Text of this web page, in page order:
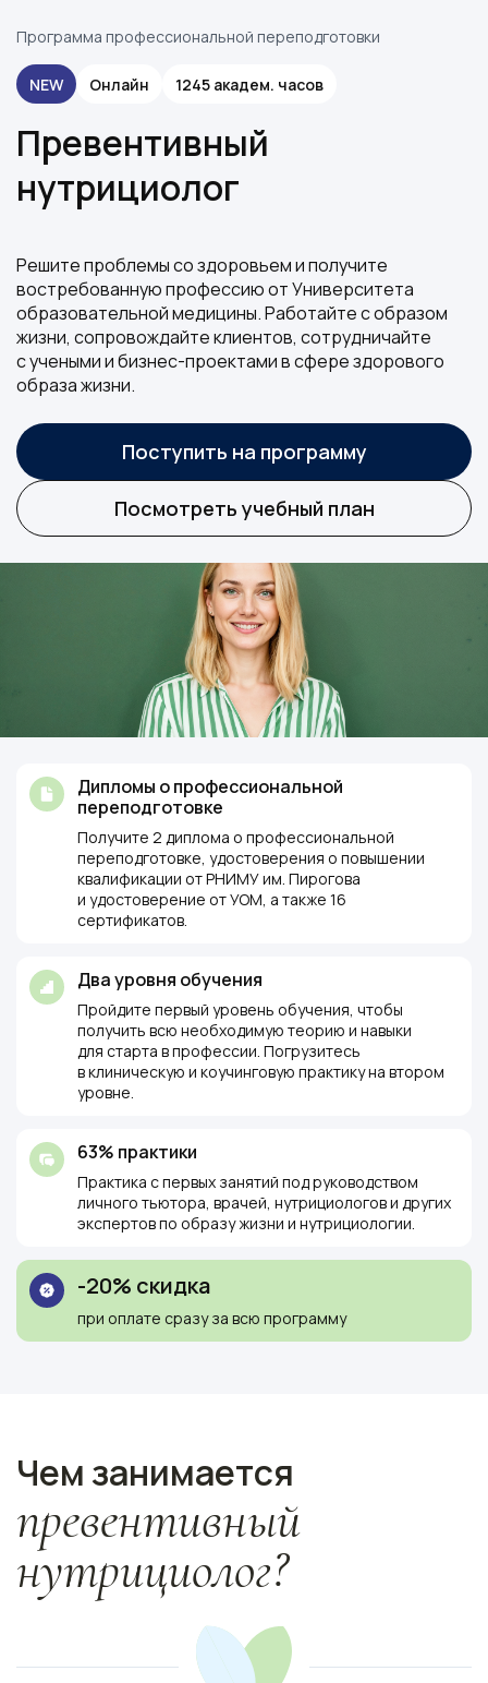
Программа профессиональной переподготовки
NEW Онлайн 1245 академ. часов
Превентивный
нутрициолог
Решите проблемы со здоровьем и получите
востребованную профессию от Университета
образовательной медицины. Работайте с образом
жизни, сопровождайте клиентов, сотрудничайте
с учеными и бизнес-проектами в сфере здорового
образа жизни.
Поступить на программу
Посмотреть учебный план
Дипломы о профессиональной
переподготовке
Получите 2 диплома о профессиональной
переподготовке, удостоверения о повышении
квалификации от РНИМУ им. Пирогова
и удостоверение от УОМ, а также 16
сертификатов.
Два уровня обучения
Пройдите первый уровень обучения, чтобы
получить всю необходимую теорию и навыки
для старта в профессии. Погрузитесь
в клиническую и коучинговую практику на втором
уровне.
63% практики
Практика с первых занятий под руководством
личного тьютора, врачей, нутрициологов и других
экспертов по образу жизни и нутрициологии.
-20% скидка
при оплате сразу за всю программу
Чем занимается
превентивный
нутрициолог?